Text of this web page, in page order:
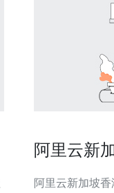
阿里云新
阿里云新加坡香港